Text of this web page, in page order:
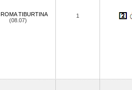
ROMA TIBURTINA
(08.07)
1